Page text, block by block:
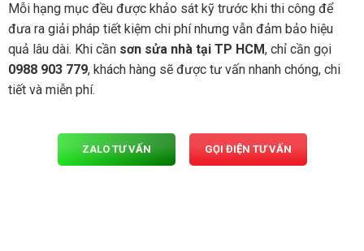
Mỗi hạng mục đều được khảo sát kỹ trước khi thi công để
đưa ra giải pháp tiết kiệm chi phí nhưng vẫn đảm bảo hiệu
quả lâu dài. Khi cần sơn sửa nhà tại TP HCM, chỉ cần gọi
0988 903 779, khách hàng sẽ được tư vấn nhanh chóng, chi
tiết và miễn phí.
ZALO TƯ VẤN GỌI ĐIỆN TƯ VẤN